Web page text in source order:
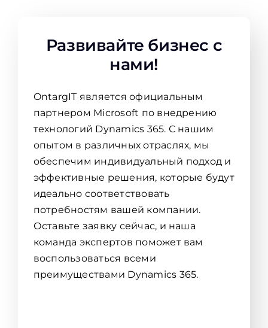
Развивайте бизнес с
нами!
OntargIT является официальным
партнером Microsoft по внедрению
технологий Dynamics 365. С нашим
опытом в различных отраслях, мы
обеспечим индивидуальный подход и
эффективные решения, которые будут
идеально соответствовать
потребностям вашей компании.
Оставьте заявку сейчас, и наша
команда экспертов поможет вам
воспользоваться всеми
преимуществами Dynamics 365.